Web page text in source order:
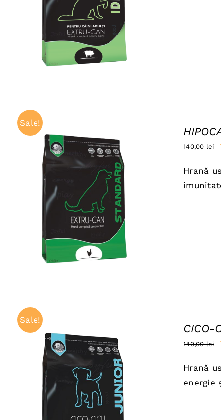
ADAUGĂ ÎN COȘ QUICK VIEW
Sale!
ADAUGĂ ÎN COȘ QUICK VIEW
140,00lei
Hrană
Sale!
ADAUGĂ ÎN COȘ QUICK VIEW
CICO-
140,00lei
Hrană
energie